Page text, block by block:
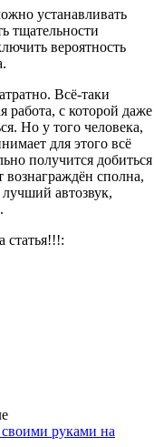
устанавливать
тщательности
вероятность
Всё-таки
работа, с которой даже
Но у того человека,
для этого всё
получится добиться
сполна,
автозвук,
статья!!!:
своими руками на